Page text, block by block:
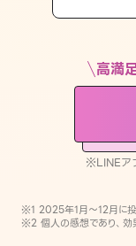
LINE占いを
※LINEアプリ内のサービスペ
高満
※LINEア
※1 2025年1月〜12月に投
※2 個人の感想であり、効